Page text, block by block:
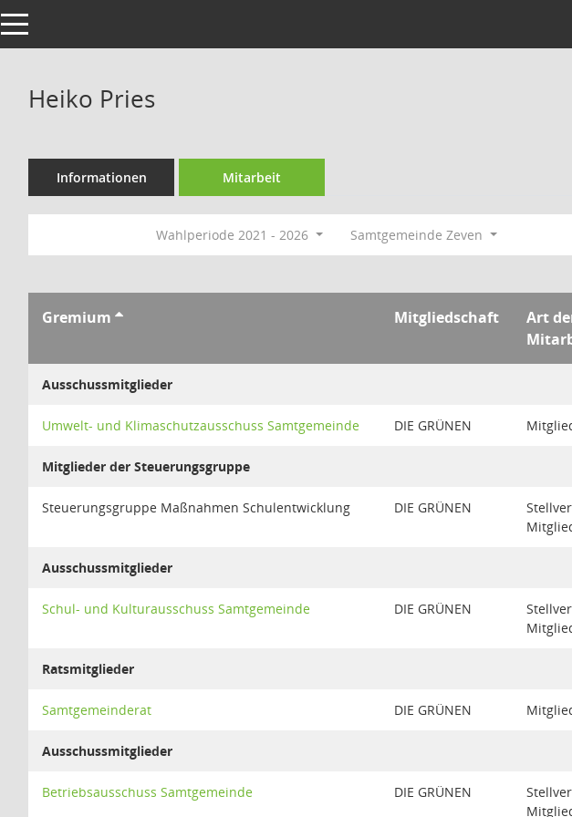
Toggle navigation
Heiko Pries
Informationen Mitarbeit
Wahlperiode 2021 - 2026 Samtgemeinde Zeven
Gremium Mitgliedschaft
Art
Ausschussmitglieder
Umwelt- und Klimaschutzausschuss Samtgemeinde DIE GRÜNEN
Mitglieder der Steuerungsgruppe
Steuerungsgruppe Maßnahmen Schulentwicklung DIE GRÜNEN
Ausschussmitglieder
Schul- und Kulturausschuss Samtgemeinde DIE GRÜNEN
Ratsmitglieder
Samtgemeinderat DIE GRÜNEN
Ausschussmitglieder
Betriebsausschuss Samtgemeinde DIE GRÜNEN